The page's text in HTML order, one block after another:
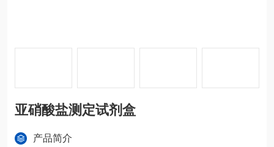
亚硝酸盐测定试剂盒
产品简介